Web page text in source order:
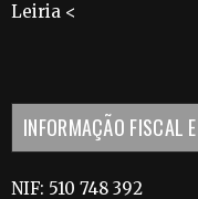
Leiria <
INFORMAÇÃO FISCAL
NIF: 510 748 392